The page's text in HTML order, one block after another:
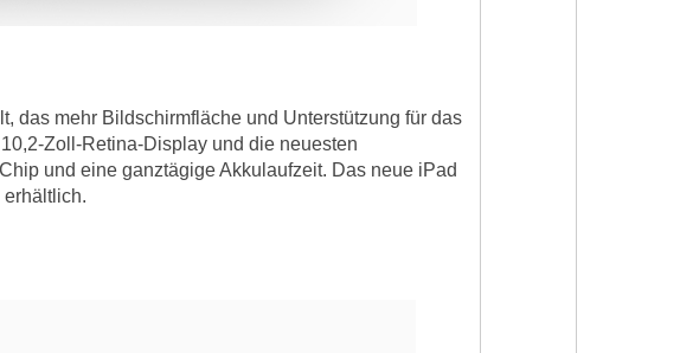
das mehr Bildschirmfläche und Unterstützung für das
Zoll-Retina-Display und die neuesten
und eine ganztägige Akkulaufzeit. Das neue iPad
erhältlich.